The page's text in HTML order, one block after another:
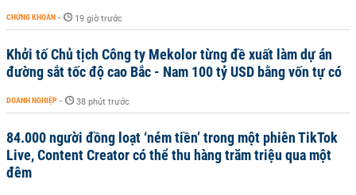
CHỨNG KHOÁN - 19 giờ trước
Khởi tố Chủ tịch Công ty Mekolor từng đề xuất làm dự án
đường sắt tốc độ cao Bắc - Nam 100 tỷ USD bằng vốn tự có
DOANH NGHIỆP - 38 phút trước
84.000 người đồng loạt ‘ném tiền’ trong một phiên TikTok
Live, Content Creator có thể thu hàng trăm triệu qua một
đêm